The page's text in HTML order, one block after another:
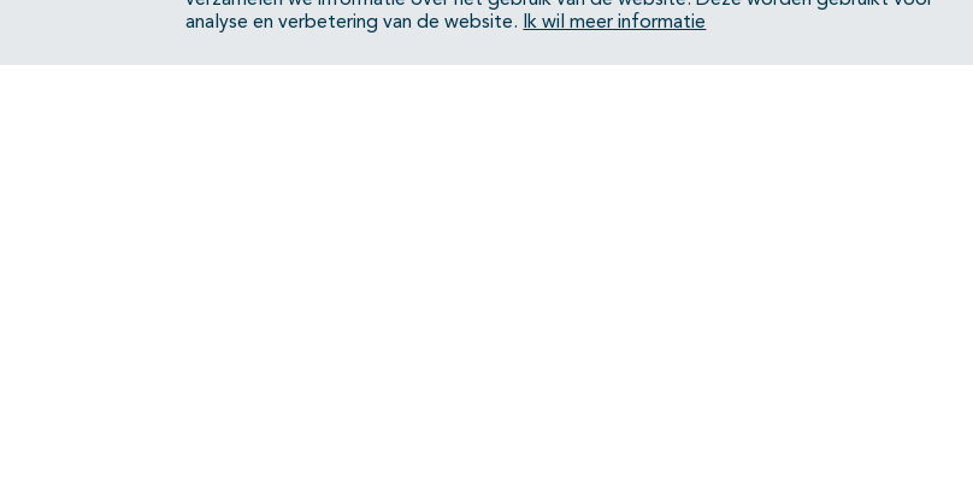
analyse en verbetering van de website.
Ik wil meer informatie